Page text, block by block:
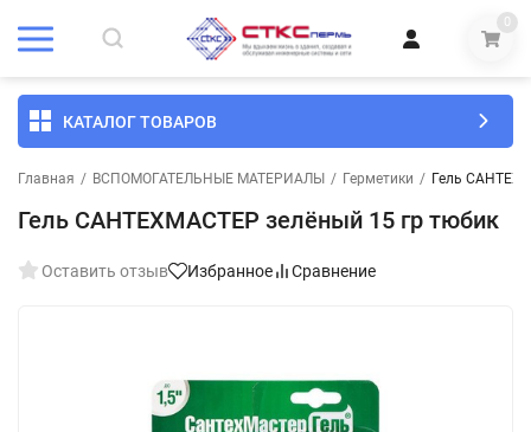
0
КАТАЛОГ ТОВАРОВ
Главная / ВСПОМОГАТЕЛЬНЫЕ МАТЕРИАЛЫ / Герметики / Гель
Гель САНТЕХМАСТЕР зелёный 15 гр тюбик
Оставить отзыв Избранное Сравнение